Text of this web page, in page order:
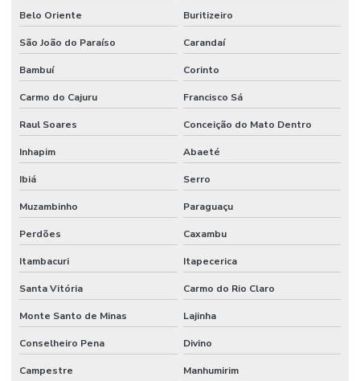
Belo Oriente Buritizeiro
São João do Paraíso Carandaí
Bambuí Corinto
Carmo do Cajuru Francisco Sá
Raul Soares Conceição do Mato Dentro
Inhapim Abaeté
Ibiá Serro
Muzambinho Paraguaçu
Perdões Caxambu
Itambacuri Itapecerica
Santa Vitória Carmo do Rio Claro
Monte Santo de Minas Lajinha
Conselheiro Pena Divino
Campestre Manhumirim